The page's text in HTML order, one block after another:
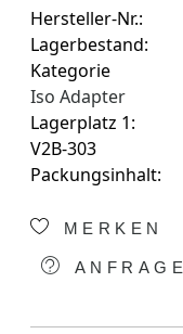
Hersteller-Nr.:
Lagerbestand:
Kategorie
Iso Adapter
Lagerplatz 1:
V2B-303
Packungsinhalt:
MERKEN
ANFRAGE